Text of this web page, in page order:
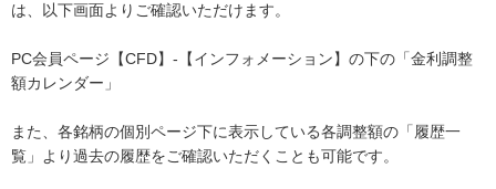
は、以下画面よりご確認いただけます。
PC会員ページ【CFD】-【インフォメーション】の下の「金利調整
額カレンダー」
また、各銘柄の個別ページ下に表示している各調整額の「履歴一
覧」より過去の履歴をご確認いただくことも可能です。